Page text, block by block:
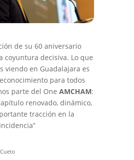
de su 60 aniversario
coyuntura decisiva. Lo que
viendo en Guadalajara es
para todos
parte del One AMCHAM:
renovado, dinámico,
tracción en la